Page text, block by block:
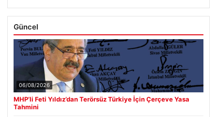
Güncel
06/08/2026
MHP’li Feti Yıldız’dan Terörsüz Türkiye İçin Çerçeve Yasa
Tahmini